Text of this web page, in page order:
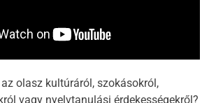
olasz kultúráról, szokásokról,
vagy nyelvtanulási érdekességekről?